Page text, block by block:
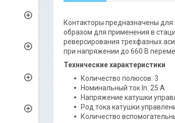
Контакторы предназначены
образом для применения в
реверсирования трехфазных
при напряжении до 660 В
Технические характеристики
Количество полюсов: 3
Номинальный ток In: 25 А
Напряжение катушки
Род тока катушки
Количество